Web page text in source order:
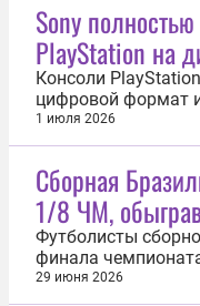
любая публикация
постановке на
Sony
PlayStation на
Консоли
цифровой формат
физических
июля японская
физических
выходящими на
1 июля 2026
Сборная
1/8 ЧМ,
Футболисты
финала
Японии со счетом
июня в
29 июня 2026